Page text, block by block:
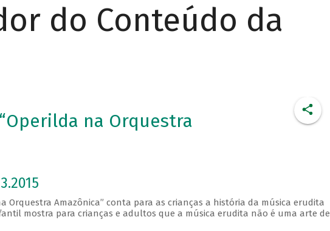
do Conteúdo da
na Orquestra
Orquestra Amazônica” conta para as crianças a história da música erudita
mostra para crianças e adultos que a música erudita não é uma arte de